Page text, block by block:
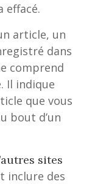
effacé.
article, un
dans
comprend
Il indique
que vous
bout d’un
sites
inclure des